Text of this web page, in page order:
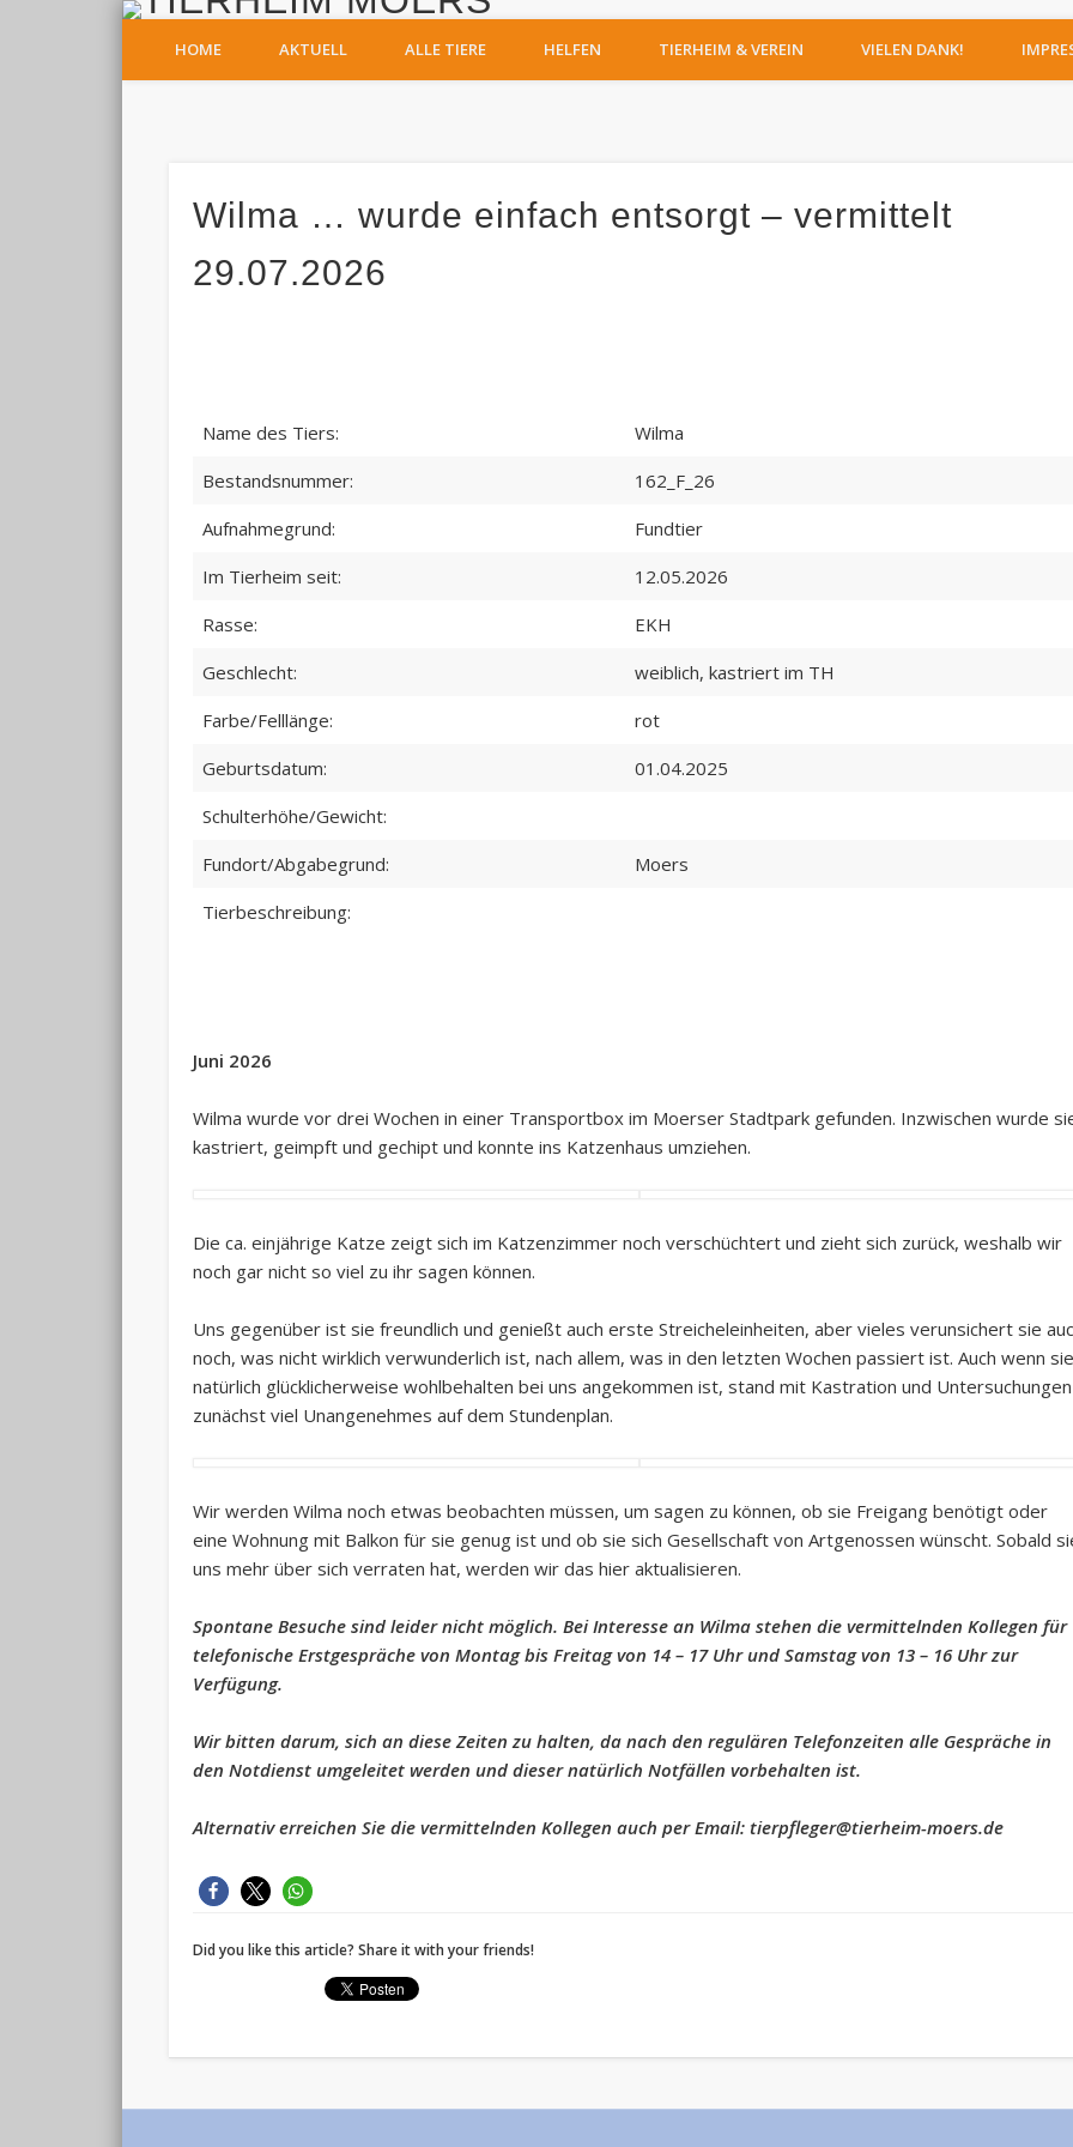
HOME AKTUELL ALLE TIERE HELFEN TIERHEIM & VEREIN VIELEN DANK!
Wilma … wurde einfach entsorgt – vermittelt
29.07.2026
Name des Tiers:
Wilma
Bestandsnummer:
162_F_26
Aufnahmegrund:
Fundtier
Im Tierheim seit:
12.05.2026
Rasse:
EKH
Geschlecht:
weiblich, kastriert im TH
Farbe/Felllänge:
rot
Geburtsdatum:
01.04.2025
Schulterhöhe/Gewicht:
Fundort/Abgabegrund:
Moers
Tierbeschreibung:
Juni 2026
Wilma wurde vor drei Wochen in einer Transportbox im Moerser Stadtpark gefunden. Inzwischen wurde
kastriert, geimpft und gechipt und konnte ins Katzenhaus umziehen.
Die ca. einjährige Katze zeigt sich im Katzenzimmer noch verschüchtert und zieht sich zurück, weshalb wir
noch gar nicht so viel zu ihr sagen können.
Uns gegenüber ist sie freundlich und genießt auch erste Streicheleinheiten, aber vieles verunsichert sie
noch, was nicht wirklich verwunderlich ist, nach allem, was in den letzten Wochen passiert ist. Auch wenn sie
natürlich glücklicherweise wohlbehalten bei uns angekommen ist, stand mit Kastration und Untersuchungen
zunächst viel Unangenehmes auf dem Stundenplan.
Wir werden Wilma noch etwas beobachten müssen, um sagen zu können, ob sie Freigang benötigt oder
eine Wohnung mit Balkon für sie genug ist und ob sie sich Gesellschaft von Artgenossen wünscht. Sobald
uns mehr über sich verraten hat, werden wir das hier aktualisieren.
Spontane Besuche sind leider nicht möglich. Bei Interesse an Wilma stehen die vermittelnden Kollegen für
telefonische Erstgespräche von Montag bis Freitag von 14 – 17 Uhr und Samstag von 13 – 16 Uhr zur
Verfügung.
Wir bitten darum, sich an diese Zeiten zu halten, da nach den regulären Telefonzeiten alle Gespräche in
den Notdienst umgeleitet werden und dieser natürlich Notfällen vorbehalten ist.
Alternativ erreichen Sie die vermittelnden Kollegen auch per Email: tierpfleger@tierheim-moers.de
Did you like this article? Share it with your friends!